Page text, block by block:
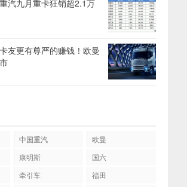
汽九月重卡狂销超2.1万
友更有尊严的赚钱！欧曼
中国重汽
欧曼
康明斯
国六
牵引车
福田